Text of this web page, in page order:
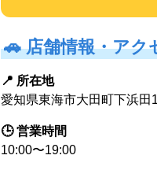
🚗店舗情報・アク
📍 所在地
愛知県東海市大田町下浜田
🕒 営業時間
10:00〜19:00